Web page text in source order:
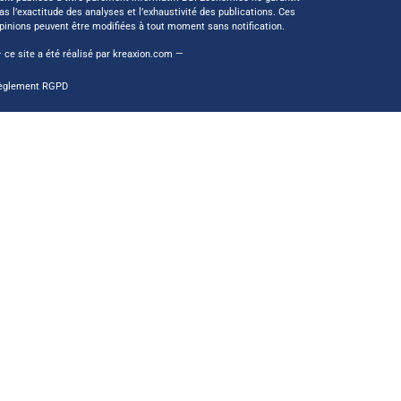
l’exactitude des analyses et l’exhaustivité des publications. Ces
peuvent être modifiées à tout moment sans notification.
ce site a été réalisé par kreaxion.com —
RGPD